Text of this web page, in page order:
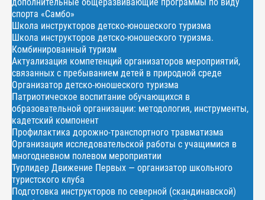
спорта «Самбо»
Школа инструкторов детско-юношеского туризма
Школа инструкторов детско-юношеского туризма.
Комбинированный туризм
Актуализация компетенций организаторов мероприятий,
связанных с пребыванием детей в природной среде
Организатор детско-юношеского туризма
Патриотическое воспитание обучающихся в
образовательной организации: методология, инструменты,
кадетский компонент
Профилактика дорожно-транспортного травматизма
Организация исследовательской работы с учащимися в
многодневном полевом мероприятии
Турлидер Движение Первых — организатор школьного
туристского клуба
Подготовка инструкторов по северной (скандинавской)